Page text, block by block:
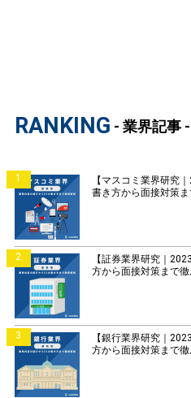
RANKING - 業界記事 -
1
【マスコミ業界研究
書き方から面接対策ま
2
【証券業界研究｜
方から面接対策まで徹
3
【銀行業界研究｜
方から面接対策まで徹